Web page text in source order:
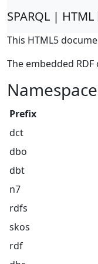
SPARQL |
This HTML5
The embedded
Prefix
dct
dbo
dbt
n7
rdfs
skos
rdf